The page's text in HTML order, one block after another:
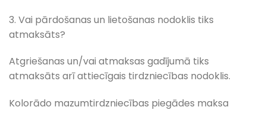
3. Vai pārdošanas un lietošanas nodoklis tiks
atmaksāts?
Atgriešanas un/vai atmaksas gadījumā tiks
atmaksāts arī attiecīgais tirdzniecības nodoklis.
Kolorādo mazumtirdzniecības piegādes maksa